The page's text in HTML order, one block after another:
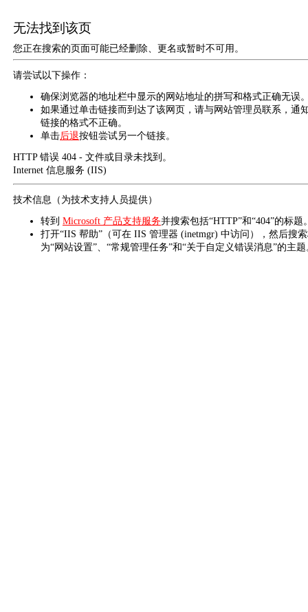
无法找到该页
您正在搜索的页面可能已经删除、更名或暂时不可用。
请尝试以下操作：
确保浏览器的地址栏中显示的网站地址的拼写和格式正确无误
如果通过单击链接而到达了该网页，请与网站管理员联系，通
链接的格式不正确。
单击后退按钮尝试另一个链接。
HTTP 错误 404 - 文件或目录未找到。
Internet 信息服务 (IIS)
技术信息（为技术支持人员提供）
转到 Microsoft 产品支持服务并搜索包括“HTTP”和“404”的标题
打开“IIS 帮助”（可在 IIS 管理器 (inetmgr) 中访问），然后搜
为“网站设置”、“常规管理任务”和“关于自定义错误消息”的主题